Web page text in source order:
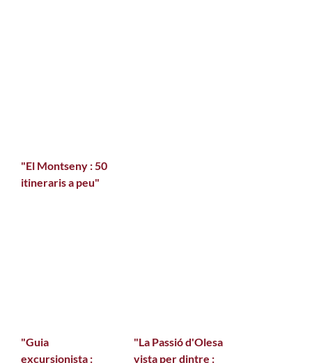
"El Montseny : 50
itineraris a peu"
"Guia
excursionista :
"La Passió d'Olesa
vista per dintre :